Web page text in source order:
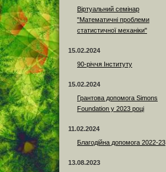
Віртуальний семінар
"Математичні проблеми
статистичної механіки"
15.02.2024
90-річчя Інституту
15.02.2024
Грантова допомога Simons
Foundation у 2023 році
11.02.2024
Благодійна допомога 2022-23
13.08.2023